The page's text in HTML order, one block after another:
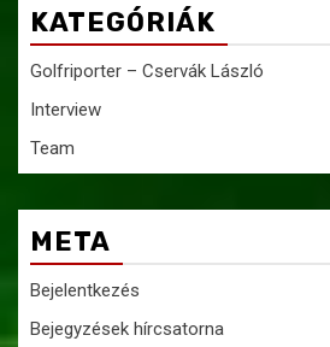
KATEGÓRIÁK
Golfriporter – Cservák László
Interview
Team
META
Bejelentkezés
Bejegyzések hírcsatorna